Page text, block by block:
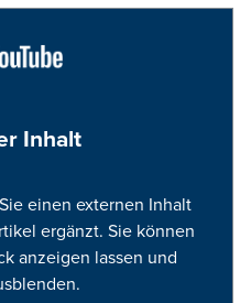
Inhalt
einen externen Inhalt
ergänzt. Sie können
anzeigen lassen und